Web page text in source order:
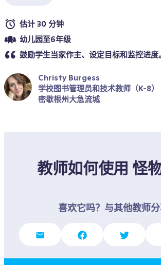
估计 30 分钟
幼儿园至6年级
鼓励学生当家作主、设定目标和监控进度。
Christy Burgess
学校图书管理员和技术教师（K-8）
密歇根州大急流城
教师如何使用 怪
喜欢它吗？与其他教师